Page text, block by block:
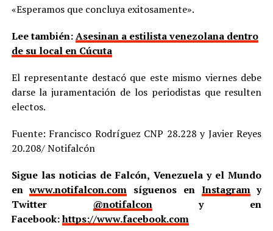
«Esperamos que concluya exitosamente».
Lee también:Asesinan a estilista venezolana dentro
de su local en Cúcuta
El representante destacó que este mismo viernes debe
darse la juramentación de los periodistas que resulten
electos.
Fuente: Francisco Rodríguez CNP 28.228 y Javier Reyes
20.208/ Notifalcón
Sigue las noticias de Falcón, Venezuela y el Mundo
enwww.notifalcon.com síguenos en Instagramy
Twitter @notifalcony en
Facebook:https://www.facebook.com